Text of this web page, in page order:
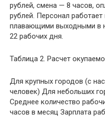
рублей, смена — 8 часов,
рублей. Персонал
плавающими выходными в
22 рабочих дня.
Таблица 2. Расчет
Для крупных городов (с
человек) Для небольших
Среднее количество
часов в месяц Зарплата